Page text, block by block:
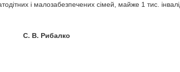
і малозабезпечених сімей, майже 1 тис.